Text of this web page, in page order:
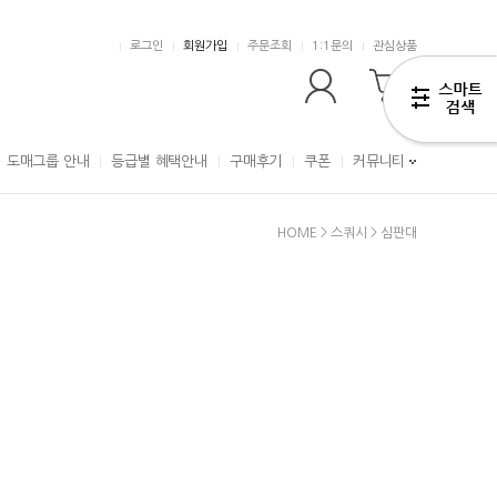
로그인 회원가입 주문조회 1:1문의 관심상품
도매그룹 안내 등급별 혜택안내 구매후기 쿠폰 커뮤니티
HOME > 스쿼시 > 심판대